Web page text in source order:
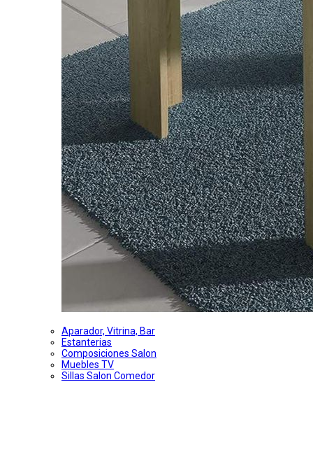
Aparador, Vitrina, Bar
Estanterias
Composiciones Salon
Muebles TV
Sillas Salon Comedor